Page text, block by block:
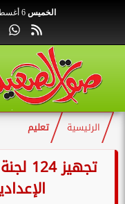
الخميس
الرئيسية تعليم